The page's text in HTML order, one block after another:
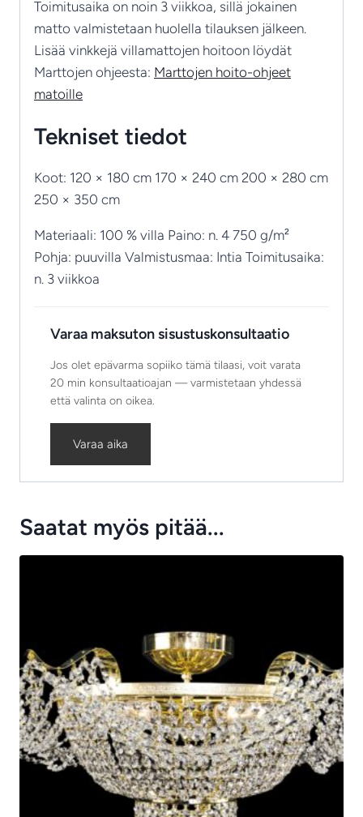
Toimitusaika on noin 3 viikkoa, sillä jokainen
matto valmistetaan huolella tilauksen jälkeen.
Lisää vinkkejä villamattojen hoitoon löydät
Marttojen ohjeesta: Marttojen hoito-ohjeet
matoille
Tekniset tiedot
Koot: 120 × 180 cm 170 × 240 cm 200 × 280 cm
250 × 350 cm
Materiaali: 100 % villa Paino: n. 4 750 g/m²
Pohja: puuvilla Valmistusmaa: Intia Toimitusaika:
n. 3 viikkoa
Varaa maksuton sisustuskonsultaatio
Jos olet epävarma sopiiko tämä tilaasi, voit varata
20 min konsultaatioajan — varmistetaan yhdessä
että valinta on oikea.
Varaa aika
Saatat myös pitää...